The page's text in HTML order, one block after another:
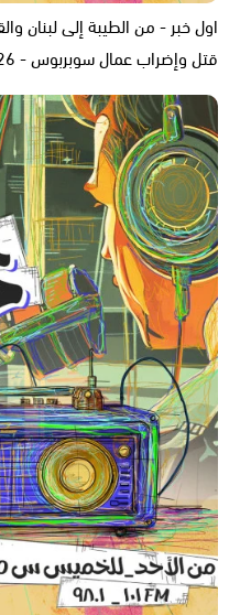
اول خبر - من الطيبة إلى لبنان
قتل وإضراب عمال سوبربوس - 06.08.2026